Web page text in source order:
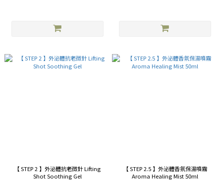
【 STEP 2 】外泌體抗老微針 Lifting
Shot Soothing Gel
【 STEP 2.5 】外泌體香氛保濕噴霧
Aroma Healing Mist 50ml